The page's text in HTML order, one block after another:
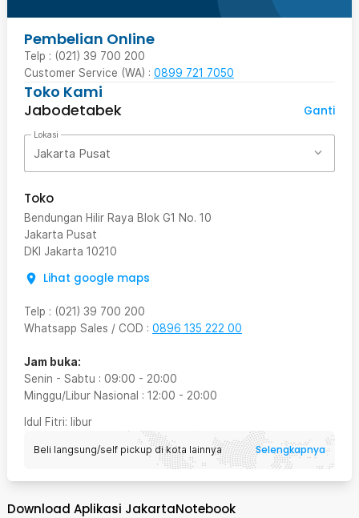
Pembelian Online
Telp : (021) 39 700 200
Customer Service (WA) : 0899 721 7050
Toko Kami
Jabodetabek
Ganti
Lokasi
Jakarta Pusat
Toko
Bendungan Hilir Raya Blok G1 No. 10
Jakarta Pusat
DKI Jakarta 10210
Lihat google maps
Telp : (021) 39 700 200
Whatsapp Sales / COD : 0896 135 222 00
Jam buka:
Senin - Sabtu : 09:00 - 20:00
Minggu/Libur Nasional : 12:00 - 20:00
Idul Fitri: libur
Beli langsung/self pickup di kota lainnya Selengkapnya
Download Aplikasi JakartaNotebook